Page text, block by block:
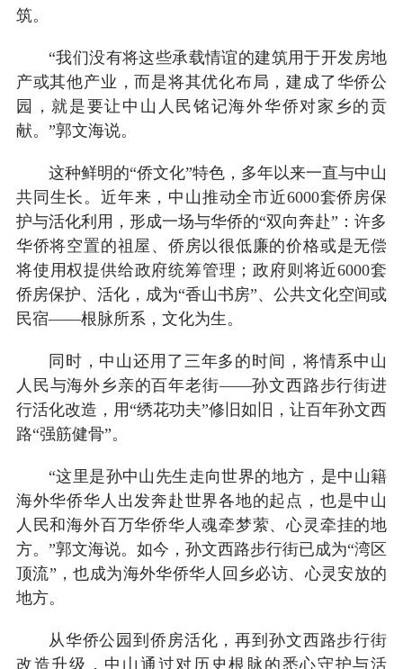
筑。
“我们没有将这些承载情谊的建筑用于开发房地
产或其他产业，而是将其优化布局，建成了华侨公
园，就是要让中山人民铭记海外华侨对家乡的贡
献。”郭文海说。
这种鲜明的“侨文化”特色，多年以来一直与中山
共同生长。近年来，中山推动全市近6000套侨房保
护与活化利用，形成一场与华侨的“双向奔赴”：许多
华侨将空置的祖屋、侨房以很低廉的价格或是无偿
将使用权提供给政府统筹管理；政府则将近6000套
侨房保护、活化，成为“香山书房”、公共文化空间或
民宿——根脉所系，文化为生。
同时，中山还用了三年多的时间，将情系中山
人民与海外乡亲的百年老街——孙文西路步行街进
行活化改造，用“绣花功夫”修旧如旧，让百年孙文西
路“强筋健骨”。
“这里是孙中山先生走向世界的地方，是中山籍
海外华侨华人出发奔赴世界各地的起点，也是中山
人民和海外百万华侨华人魂牵梦萦、心灵牵挂的地
方。”郭文海说。如今，孙文西路步行街已成为“湾区
顶流”，也成为海外华侨华人回乡必访、心灵安放的
地方。
从华侨公园到侨房活化，再到孙文西路步行街
改造升级，中山通过对历史根脉的悉心守护与活